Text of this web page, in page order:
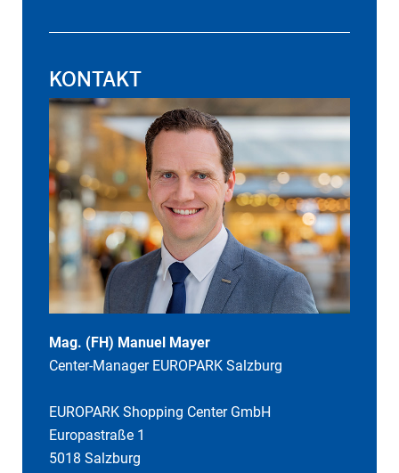
KONTAKT
Mag. (FH) Manuel Mayer
Center-Manager EUROPARK Salzburg
EUROPARK Shopping Center GmbH
Europastraße 1
5018 Salzburg